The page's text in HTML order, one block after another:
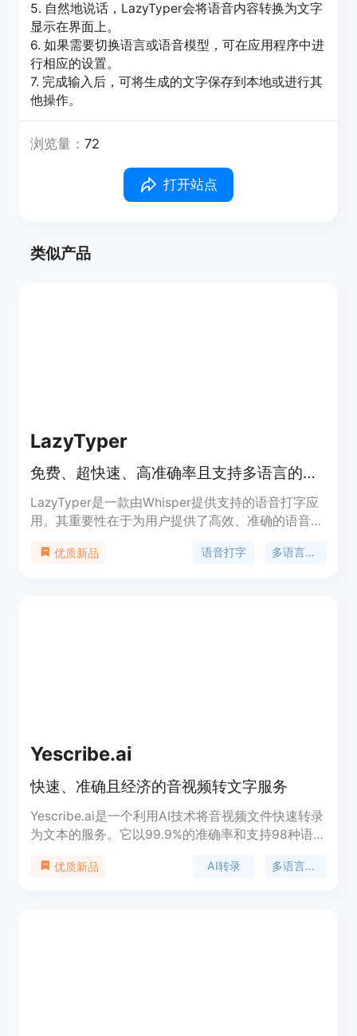
5. 自然地说话，LazyTyper会将语音内容转换为文字
显示在界面上。
6. 如果需要切换语言或语音模型，可在应用程序中进
行相应的设置。
7. 完成输入后，可将生成的文字保存到本地或进行其
他操作。
浏览量：72
打开站点
类似产品
LazyTyper
免费、超快速、高准确率且支持多语言的语音打字应用，由Whisper提供支持
LazyTyper是一款由Whisper提供支持的语音打字应
用。其重要性在于为用户提供了高效、准确的语音输
（其中5种可本地运行），打字速度比手动输入快3
优质新品 语音打字 多语言支持
Yescribe.ai
快速、准确且经济的音视频转文字服务
Yescribe.ai是一个利用AI技术将音视频文件快速转录
为文本的服务。它以99.9%的准确率和支持98种语言
见。产品背景信息显示，它适用于医疗保健、法律与
优质新品 AI转录 多语言支持